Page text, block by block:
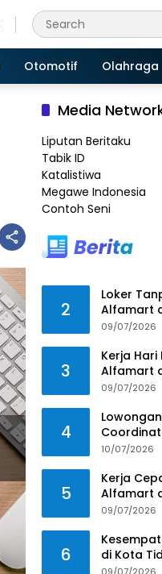
Otomotif Olahraga
Media
Liputan Beritaku
Tabik ID
Katalistiwa
Megawe Indonesia
Contoh Seni
2
Loker
Alfamart
09/07/2026
3
Kerja
Alfamart
09/07/2026
4
Tahun
10/07/2026
5
Kerja
Alfamart
2025
09/07/2026
6
di Kota
Utara